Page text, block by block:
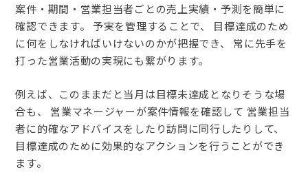
案件・期間・営業担当者ごとの売上実績・予測を簡単に
確認できます。 予実を管理することで、 目標達成のため
に何をしなければいけないのかが把握でき、 常に先手を
打った営業活動の実現にも繋がります。
例えば、このままだと当月は目標未達成となりそうな場
合も、 営業マネージャーが案件情報を確認して 営業担当
者に的確なアドバイスをしたり訪問に同行したりして、
目標達成のために効果的なアクションを行うことができ
ます。